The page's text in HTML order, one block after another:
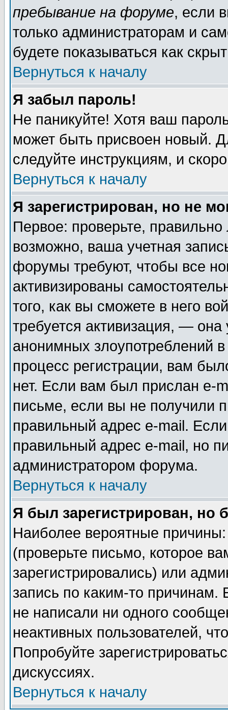
пребывание на форуме, если
только администраторам и
будете показываться как
Вернуться к началу
Я забыл пароль!
Не паникуйте! Хотя ваш
может быть присвоен новый.
следуйте инструкциям, и
Вернуться к началу
Я зарегистрирован, но не
Первое: проверьте,
возможно, ваша учетная
форумы требуют, чтобы все
активизированы
того, как вы сможете в него
требуется активизация, —
анонимных злоупотреблений
процесс регистрации, вам
нет. Если вам был прислан e-
письме, если вы не получили
правильный адрес e-mail.
правильный адрес e-mail, но
администратором форума.
Вернуться к началу
Я был зарегистрирован, но
Наиболее вероятные
(проверьте письмо, которое
зарегистрировались) или
запись по каким-то
не написали ни одного
неактивных пользователей,
Попробуйте
дискуссиях.
Вернуться к началу